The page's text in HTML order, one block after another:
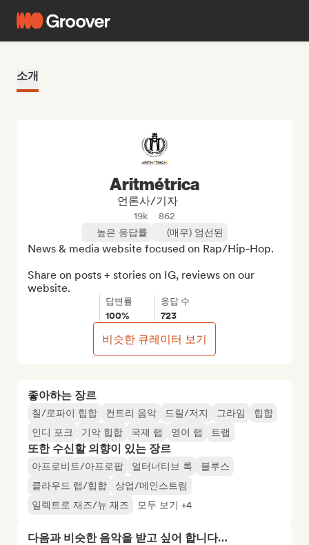
소개
좋아하는 장르
칠/로파이 힙합 컨트리 음악 드릴/저지 그라임
힙합
인디 포크
기악 힙합 국제 랩 영어 랩 트랩
또한 수신할 의향이 있는 장르
아프로비트/아프로팝 얼터너티브 록
블루스
클라우드 랩/힙합
상업/메인스트림
일렉트로 재즈/뉴 재즈
모두 보기 +4
다음과 비슷한 음악을 받고 싶어 합니다…
Aritmétrica
언론사/기자
19k
862
높은 응답률
(매우) 엄선된
News & media website focused on Rap/Hip-Hop.
Share on posts + stories on IG, reviews on our
website.
답변률
100%
응답 수
723
비슷한 큐레이터 보기